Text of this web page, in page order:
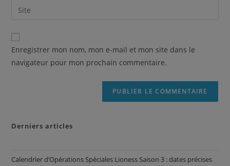
Enregistrer mon nom, mon e-mail et mon site dans le
navigateur pour mon prochain commentaire.
Derniers articles
Calendrier d’Opérations Spéciales Lioness Saison 3 : dates précises